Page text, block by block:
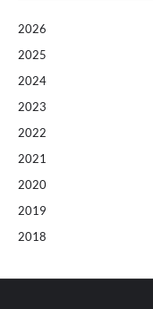
2026
2025
2024
2023
2022
2021
2020
2019
2018